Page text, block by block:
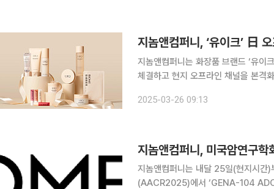
지놈앤컴퍼니, ‘유이크’ 日
지놈앤컴퍼니는 화장품 브랜드 ‘유이
체결하고 현지 오프라인 채널을 본격화한다고 26일 밝혔다.
이번 계약으로 유이크는 4월부터 일
2025-03-26 09:13
지놈앤컴퍼니, 미국암연구
지놈앤컴퍼니는 내달 25일(현지시간
(AACR2025)에서 ‘GENA-104